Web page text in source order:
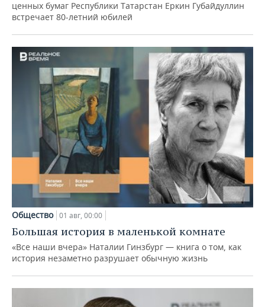
ценных бумаг Республики Татарстан Еркин Губайдуллин
встречает 80-летний юбилей
Общество 01 авг, 00:00
Большая история в маленькой комнате
«Все наши вчера» Наталии Гинзбург — книга о том, как
история незаметно разрушает обычную жизнь